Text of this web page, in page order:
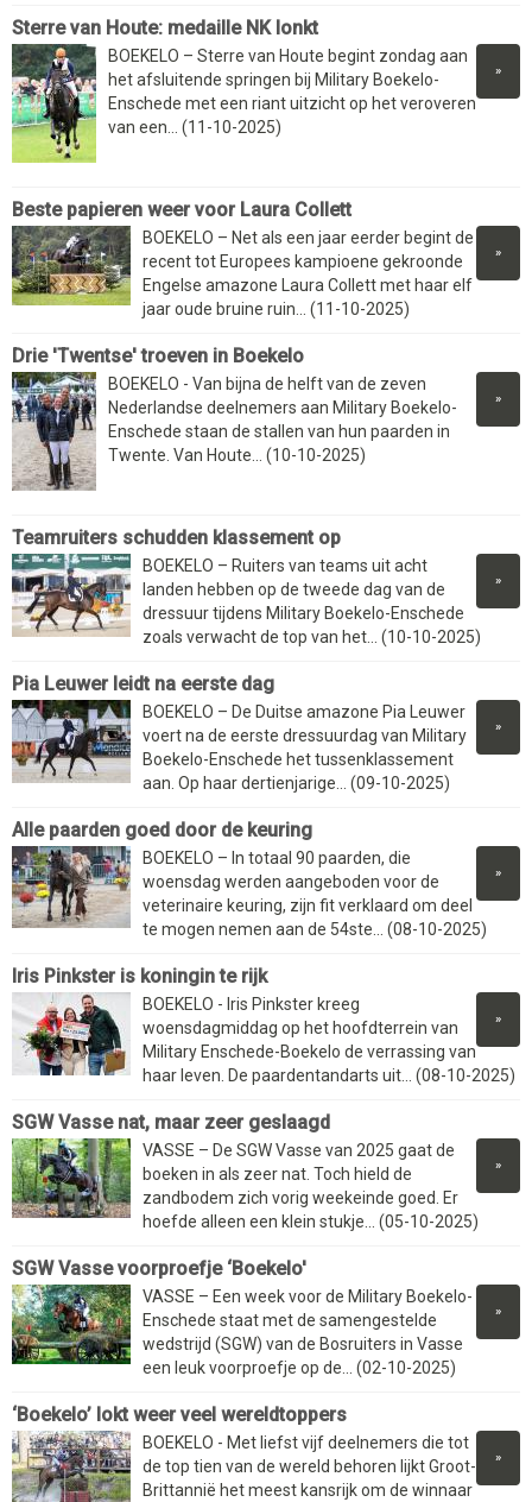
Sterre van Houte: medaille NK lonkt
»
BOEKELO – Sterre van Houte begint zondag aan
het afsluitende springen bij Military Boekelo-
Enschede met een riant uitzicht op het veroveren
van een... (11-10-2025)
Beste papieren weer voor Laura Collett
»
BOEKELO – Net als een jaar eerder begint de
recent tot Europees kampioene gekroonde
Engelse amazone Laura Collett met haar elf
jaar oude bruine ruin... (11-10-2025)
Drie 'Twentse' troeven in Boekelo
»
BOEKELO - Van bijna de helft van de zeven
Nederlandse deelnemers aan Military Boekelo-
Enschede staan de stallen van hun paarden in
Twente. Van Houte... (10-10-2025)
Teamruiters schudden klassement op
»
BOEKELO – Ruiters van teams uit acht
landen hebben op de tweede dag van de
dressuur tijdens Military Boekelo-Enschede
zoals verwacht de top van het... (10-10-2025)
Pia Leuwer leidt na eerste dag
»
BOEKELO – De Duitse amazone Pia Leuwer
voert na de eerste dressuurdag van Military
Boekelo-Enschede het tussenklassement
aan. Op haar dertienjarige... (09-10-2025)
Alle paarden goed door de keuring
»
BOEKELO – In totaal 90 paarden, die
woensdag werden aangeboden voor de
veterinaire keuring, zijn fit verklaard om deel
te mogen nemen aan de 54ste... (08-10-2025)
Iris Pinkster is koningin te rijk
»
BOEKELO - Iris Pinkster kreeg
woensdagmiddag op het hoofdterrein van
Military Enschede-Boekelo de verrassing van
haar leven. De paardentandarts uit... (08-10-2025)
SGW Vasse nat, maar zeer geslaagd
»
VASSE – De SGW Vasse van 2025 gaat de
boeken in als zeer nat. Toch hield de
zandbodem zich vorig weekeinde goed. Er
hoefde alleen een klein stukje... (05-10-2025)
SGW Vasse voorproefje ‘Boekelo'
»
VASSE – Een week voor de Military Boekelo-
Enschede staat met de samengestelde
wedstrijd (SGW) van de Bosruiters in Vasse
een leuk voorproefje op de... (02-10-2025)
‘Boekelo’ lokt weer veel wereldtoppers
»
BOEKELO - Met liefst vijf deelnemers die tot
de top tien van de wereld behoren lijkt Groot-
Brittannië het meest kansrijk om de winnaar